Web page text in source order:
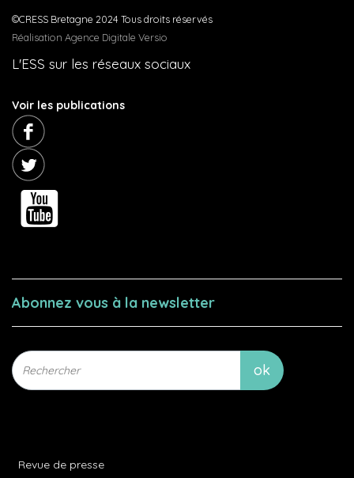
©CRESS Bretagne 2024 Tous droits réservés
Réalisation Agence Digitale Versio
L'ESS sur les réseaux sociaux
Voir les publications
Abonnez vous à la newsletter
Revue de presse